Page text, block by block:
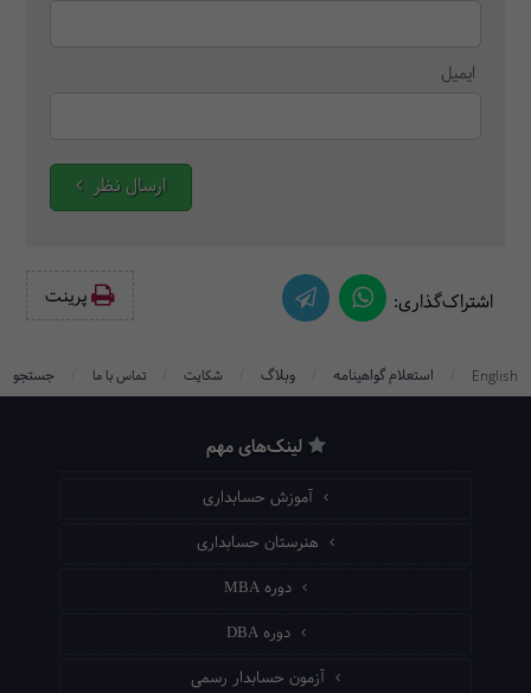
ایمیل
ارسال نظر
اشتراک‌گذاری: پرینت‌
English استعلام گواهینامه وبلاگ شکایت تماس با ما جستجو
لینک‌های مهم
آموزش حسابداری
هنرستان حسابداری
دوره MBA
دوره DBA
آزمون حسابدار رسمی